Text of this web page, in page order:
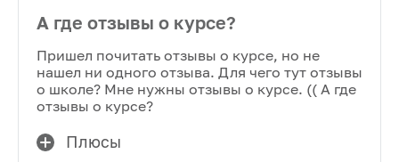
А где отзывы о курсе?
Пришел почитать отзывы о курсе, но не
нашел ни одного отзыва. Для чего тут отзывы
о школе? Мне нужны отзывы о курсе. (( А где
отзывы о курсе?
Плюсы